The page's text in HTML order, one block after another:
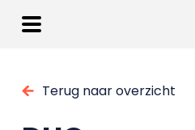
Terug naar overzicht